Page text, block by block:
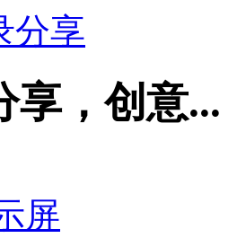
分享
享，创意...
屏